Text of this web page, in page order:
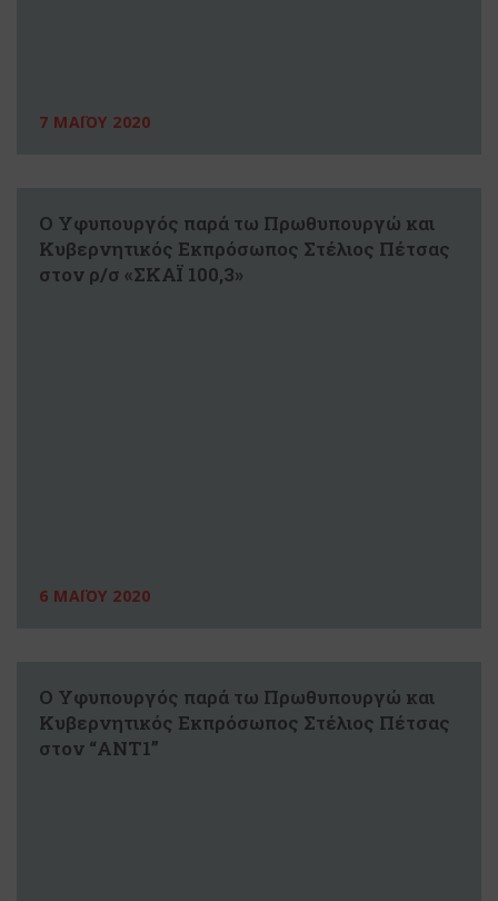
7 ΜΑΪΟΥ 2020
Ο Υφυπουργός παρά τω Πρωθυπουργώ και
Κυβερνητικός Εκπρόσωπος Στέλιος Πέτσας
στον ρ/σ «ΣΚΑΪ 100,3»
6 ΜΑΪΟΥ 2020
Ο Υφυπουργός παρά τω Πρωθυπουργώ και
Κυβερνητικός Εκπρόσωπος Στέλιος Πέτσας
στον “ΑΝΤ1”